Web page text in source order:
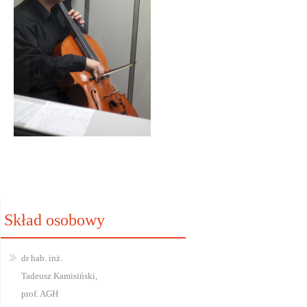
Skład osobowy
dr hab. inż.
Tadeusz Kamisiński,
prof. AGH